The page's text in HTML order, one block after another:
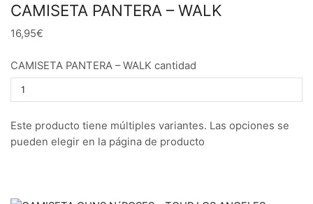
CAMISETA PANTERA – WALK
16,95€
CAMISETA PANTERA – WALK cantidad
Este producto tiene múltiples variantes. Las opciones se
pueden elegir en la página de producto